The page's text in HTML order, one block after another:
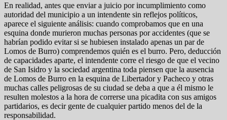
En realidad, antes que enviar a juicio por incumplimiento como
autoridad del municipio a un intendente sin reflejos políticos,
aparece el siguiente análisis: cuando comprobamos que en una
esquina donde murieron muchas personas por accidentes (que se
habrían podido evitar si se hubiesen instalado apenas un par de
Lomos de Burro) comprendemos quién es el burro. Pero, deducción
de capacidades aparte, el intendente corre el riesgo de que el vecino
de San Isidro y la sociedad argentina toda piensen que la ausencia
de Lomos de Burro en la esquina de Libertador y Pacheco y otras
muchas calles peligrosas de su ciudad se deba a que a él mismo le
resulten molestos a la hora de correrse una picadita con sus amigos
partidarios, es decir gente de cualquier partido menos del de la
responsabilidad.